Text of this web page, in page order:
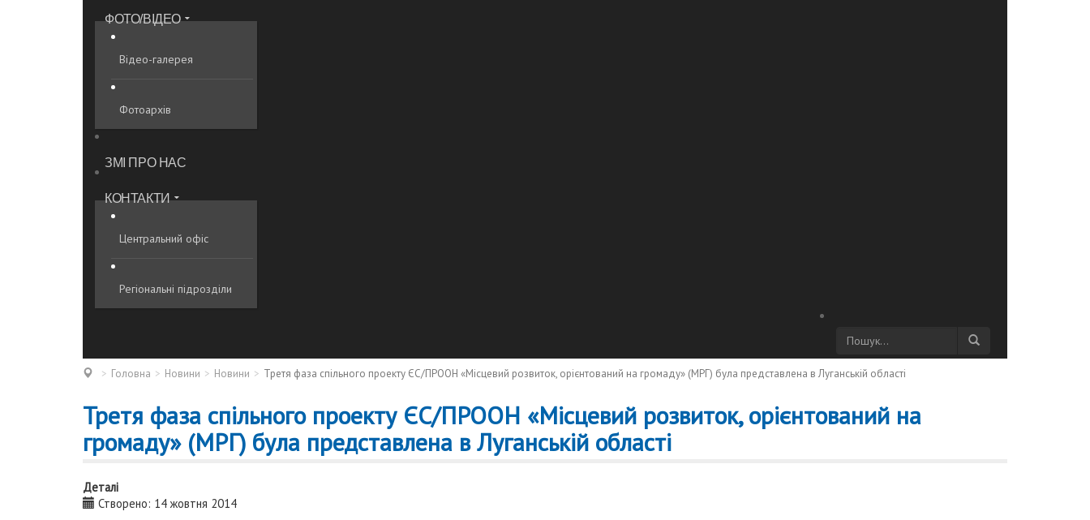
ФОТО/ВІДЕО
Відео-галерея
Фотоархів
ЗМІ ПРО НАС
КОНТАКТИ
Центральний офіс
Регіональні підрозділи
Головна Новини Новини Третя фаза спільного проекту ЄС/ПРООН «Місцевий розвиток, орієнтований на громаду» (МРГ) була представлена в Луганській області
Третя фаза спільного проекту ЄС/ПРООН «Місцевий розвиток, орієнтований на
громаду» (МРГ) була представлена в Луганській області
Деталі
Створено: 14 жовтня 2014